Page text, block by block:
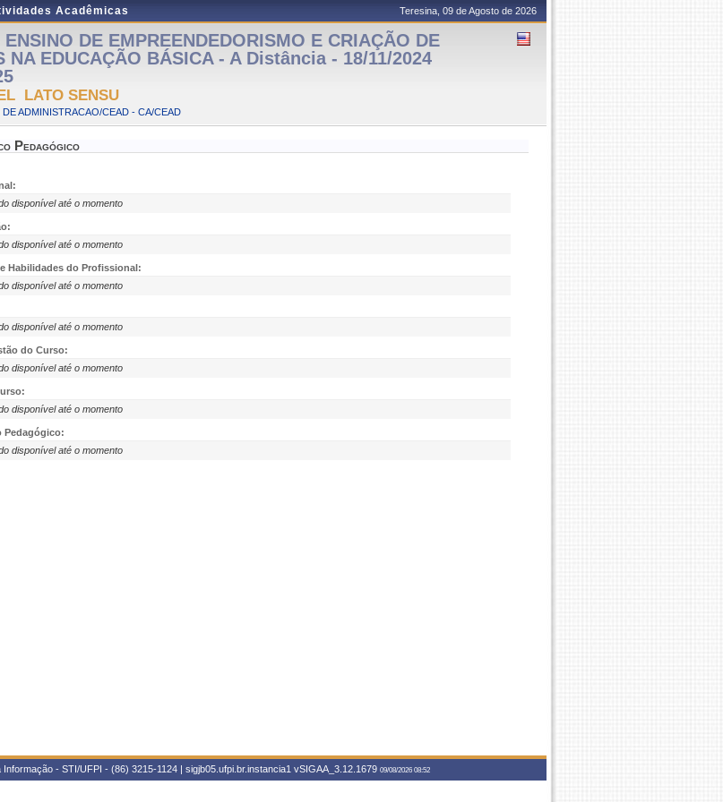
Acadêmicas Teresina, 09 de Agosto de 2026
DE EMPREENDEDORISMO E CRIAÇÃO DE
NA EDUCAÇÃO BÁSICA - A Distância - 18/11/2024
LATO SENSU
ADMINISTRACAO/CEAD - CA/CEAD
Pedagógico
disponível até o momento
disponível até o momento
Habilidades do Profissional:
disponível até o momento
disponível até o momento
do Curso:
disponível até o momento
disponível até o momento
Pedagógico:
disponível até o momento
- STI/UFPI - (86) 3215-1124 | sigjb05.ufpi.br.instancia1 vSIGAA_3.12.1679 09/08/2026 08:52